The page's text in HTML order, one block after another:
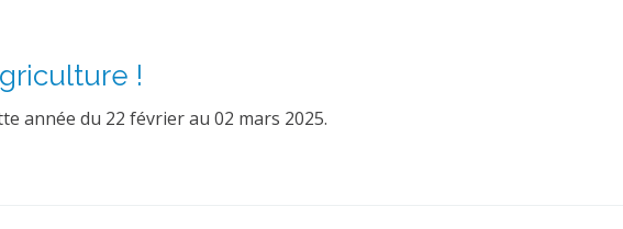
!
année du 22 février au 02 mars 2025.